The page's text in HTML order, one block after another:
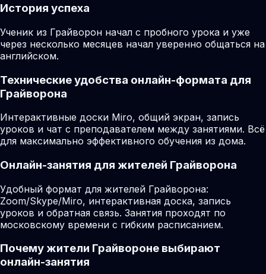
История успеха
Ученик из Грайворон начал с пробного урока и уже
через несколько месяцев начал уверенно общаться на
английском.
Технические удобства онлайн-формата для
Грайворона
Интерактивные доски Miro, общий экран, запись
уроков и чат с преподавателем между занятиями. Всё
для максимально эффективного обучения из дома.
Онлайн-занятия для жителей Грайворона
Удобный формат для жителей Грайворона:
Zoom/Skype/Miro, интерактивная доска, запись
уроков и обратная связь. Занятия проходят по
московскому времени с гибким расписанием.
Почему жители Грайвороне выбирают
онлайн-занятия